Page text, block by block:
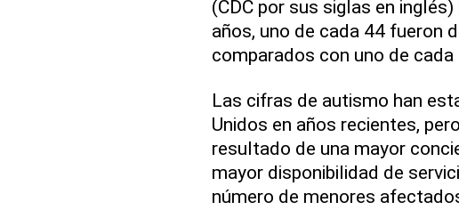
(CDC por sus siglas en
años, uno de cada 44 fueron
comparados con uno de cada
Las cifras de autismo han
Unidos en años recientes,
resultado de una mayor
mayor disponibilidad de
número de menores